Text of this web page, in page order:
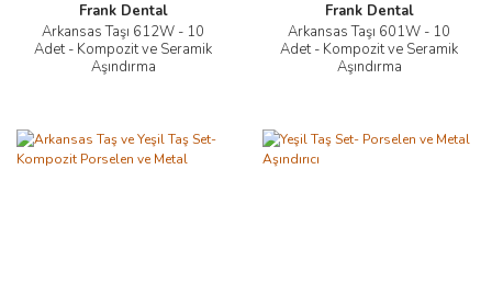
Frank Dental
Arkansas Taşı 612W - 10
Adet - Kompozit ve Seramik
Aşındırma
Frank Dental
Arkansas Taşı 601W - 10
Adet - Kompozit ve Seramik
Aşındırma